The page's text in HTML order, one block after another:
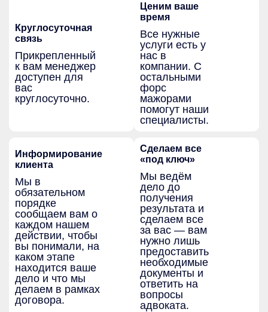
Круглосуточная
связь
Прикрепленный
к вам менеджер
доступен для
вас
круглосуточно.
Ценим ваше
время
Все нужные
услуги есть у
нас в
компании. С
остальными
форс
мажорами
помогут наши
специалисты.
Информирование
клиента
Мы в
обязательном
порядке
сообщаем вам о
каждом нашем
действии, чтобы
вы понимали, на
каком этапе
находится ваше
дело и что мы
делаем в рамках
договора.
Сделаем все
«под ключ»
Мы ведём
дело до
получения
результата и
сделаем все
за вас — вам
нужно лишь
предоставить
необходимые
документы и
ответить на
вопросы
адвоката.